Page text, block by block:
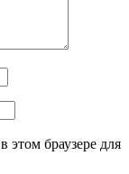
этом браузере для